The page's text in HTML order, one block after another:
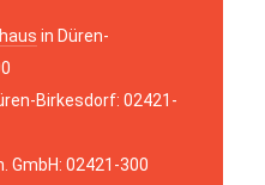
in Düren-
Birkesdorf: 02421-
GmbH: 02421-300